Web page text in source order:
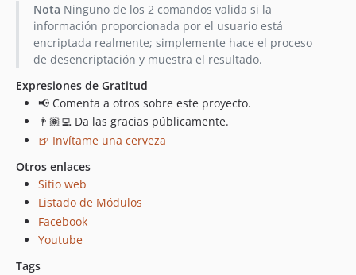
Nota Ninguno de los 2 comandos valida si la
información proporcionada por el usuario está
encriptada realmente; simplemente hace el proceso
de desencriptación y muestra el resultado.
Expresiones de Gratitud
📢 Comenta a otros sobre este proyecto.
👨🏽‍💻 Da las gracias públicamente.
🍺 Invítame una cerveza
Otros enlaces
Sitio web
Listado de Módulos
Facebook
Youtube
Tags